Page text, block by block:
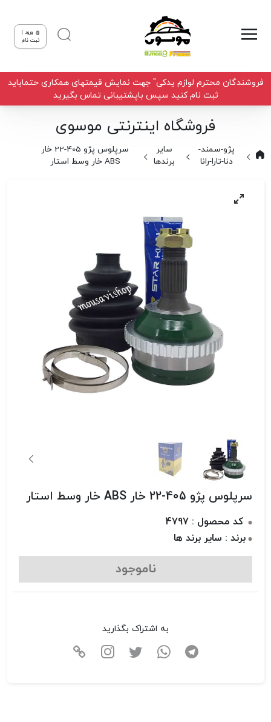
ورود |
ثبت نام
فروشندگان محترم لوازم یدکی" جهت نمایش قیمتهای همکاری حتماباید
ثبت نام کنید سپس باپشتیبانی تماس بگیرید
فروشگاه اینترنتی موسوی
پژو-سمند-
دنا-تارا-رانا
سایر
برندها
سرپلوس پژو 405-22 خار
ABS خار وسط استار
سرپلوس پژو 405-22 خار ABS خار وسط استار
کد محصول : 4797
برند : سایر برند ها
ناموجود
به اشتراک بگذارید